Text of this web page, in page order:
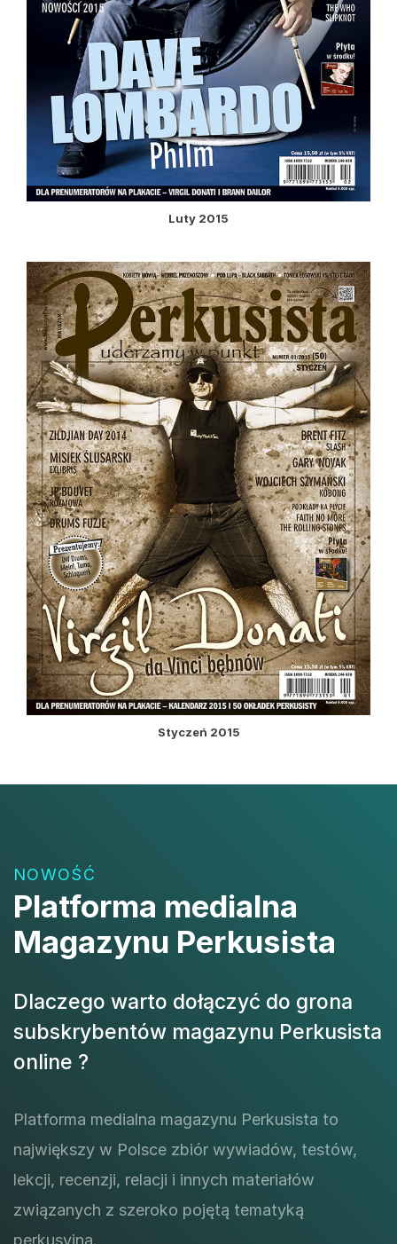
Luty 2015
Styczeń 2015
NOWOŚĆ
Platforma medialna
Magazynu Perkusista
Dlaczego warto dołączyć do grona
subskrybentów magazynu Perkusista
online ?
Platforma medialna magazynu Perkusista to
największy w Polsce zbiór wywiadów, testów,
lekcji, recenzji, relacji i innych materiałów
związanych z szeroko pojętą tematyką
perkusyjną.